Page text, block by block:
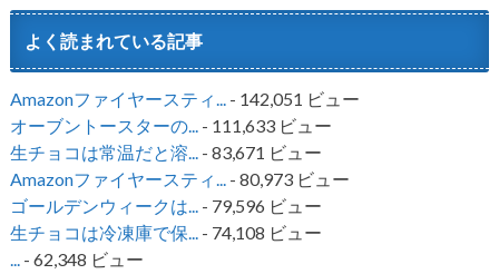
よく読まれている記事
Amazonファイヤースティ...- 142,051 ビュー
オーブントースターの...- 111,633 ビュー
生チョコは常温だと溶...- 83,671 ビュー
Amazonファイヤースティ...- 80,973 ビュー
ゴールデンウィークは...- 79,596 ビュー
生チョコは冷凍庫で保...- 74,108 ビュー
...- 62,348 ビュー